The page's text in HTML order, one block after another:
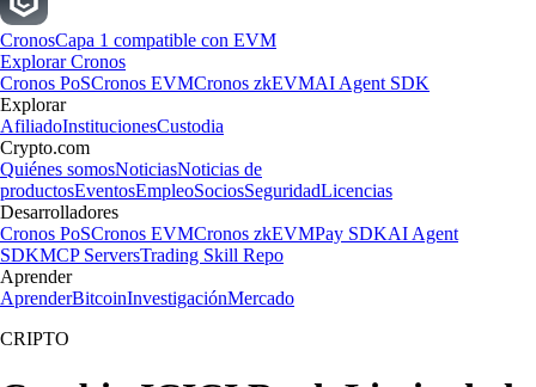
CronosCapa 1 compatible con EVM
Explorar Cronos
Cronos PoSCronos EVMCronos zkEVMAI Agent SDK
Explorar
AfiliadoInstitucionesCustodia
Crypto.com
Quiénes somosNoticiasNoticias de
productosEventosEmpleoSociosSeguridadLicencias
Desarrolladores
Cronos PoSCronos EVMCronos zkEVMPay SDKAI Agent
SDKMCP ServersTrading Skill Repo
Aprender
AprenderBitcoinInvestigaciónMercado
CRIPTO